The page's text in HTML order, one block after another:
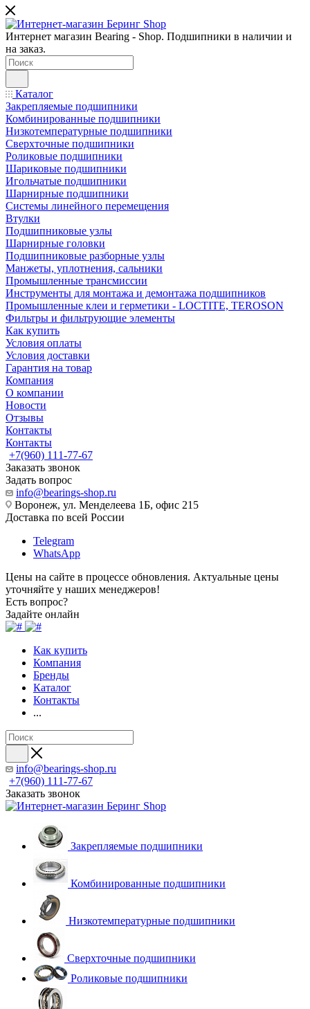
Интернет магазин Bearing - Shop. Подшипники в наличии и
на заказ.
Каталог
Закрепляемые подшипники
Комбинированные подшипники
Низкотемпературные подшипники
Сверхточные подшипники
Роликовые подшипники
Шариковые подшипники
Игольчатые подшипники
Шарнирные подшипники
Системы линейного перемещения
Втулки
Подшипниковые узлы
Шарнирные головки
Подшипниковые разборные узлы
Манжеты, уплотнения, сальники
Промышленные трансмиссии
Инструменты для монтажа и демонтажа подшипников
Промышленные клеи и герметики - LOCTITE, TEROSON
Фильтры и фильтрующие элементы
Как купить
Условия оплаты
Условия доставки
Гарантия на товар
Компания
О компании
Новости
Отзывы
Контакты
Контакты
+7(960) 111-77-67
Заказать звонок
Задать вопрос
info@bearings-shop.ru
Воронеж, ул. Менделеева 1Б, офис 215
Доставка по всей России
Telegram
WhatsApp
Цены на сайте в процессе обновления. Актуальные цены
уточняйте у наших менеджеров!
Есть вопрос?
Задайте онлайн
Как купить
Компания
Бренды
Каталог
Контакты
...
info@bearings-shop.ru
+7(960) 111-77-67
Заказать звонок
Закрепляемые подшипники
Комбинированные подшипники
Низкотемпературные подшипники
Сверхточные подшипники
Роликовые подшипники